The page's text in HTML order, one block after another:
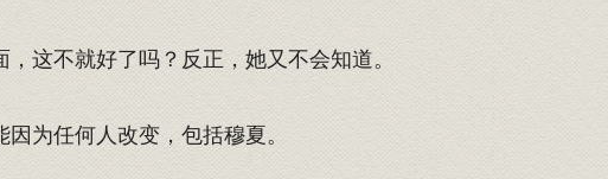
这不就好了吗？反正，她又不会知道。
为任何人改变，包括穆夏。